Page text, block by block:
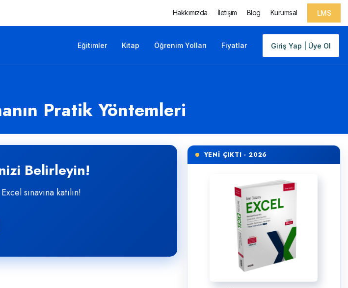
Hakkımızda İletişim Blog Kurumsal LMS
Giriş Yap | Üye Ol
Eğitimler Kitap Öğrenim Yolları Fiyatlar
Pratik Yöntemleri
Belirleyin!
sınavına katılın!
YENİ ÇIKTI · 2026